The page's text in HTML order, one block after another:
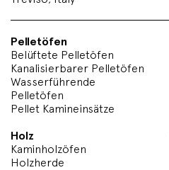
Pelletöfen
Belüftete Pelletöfen
Kanalisierbarer Pelletöfen
Wasserführende
Pelletöfen
Pellet Kamineinsätze
Holz
Kaminholzöfen
Holzherde